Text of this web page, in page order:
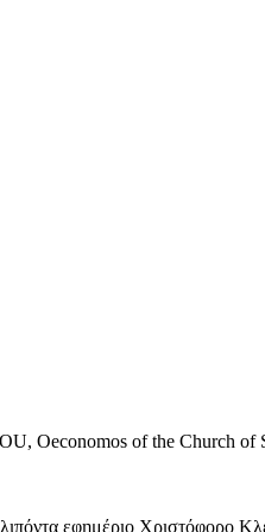
Oeconomos of the Church
εφημέριο Χριστόφορο